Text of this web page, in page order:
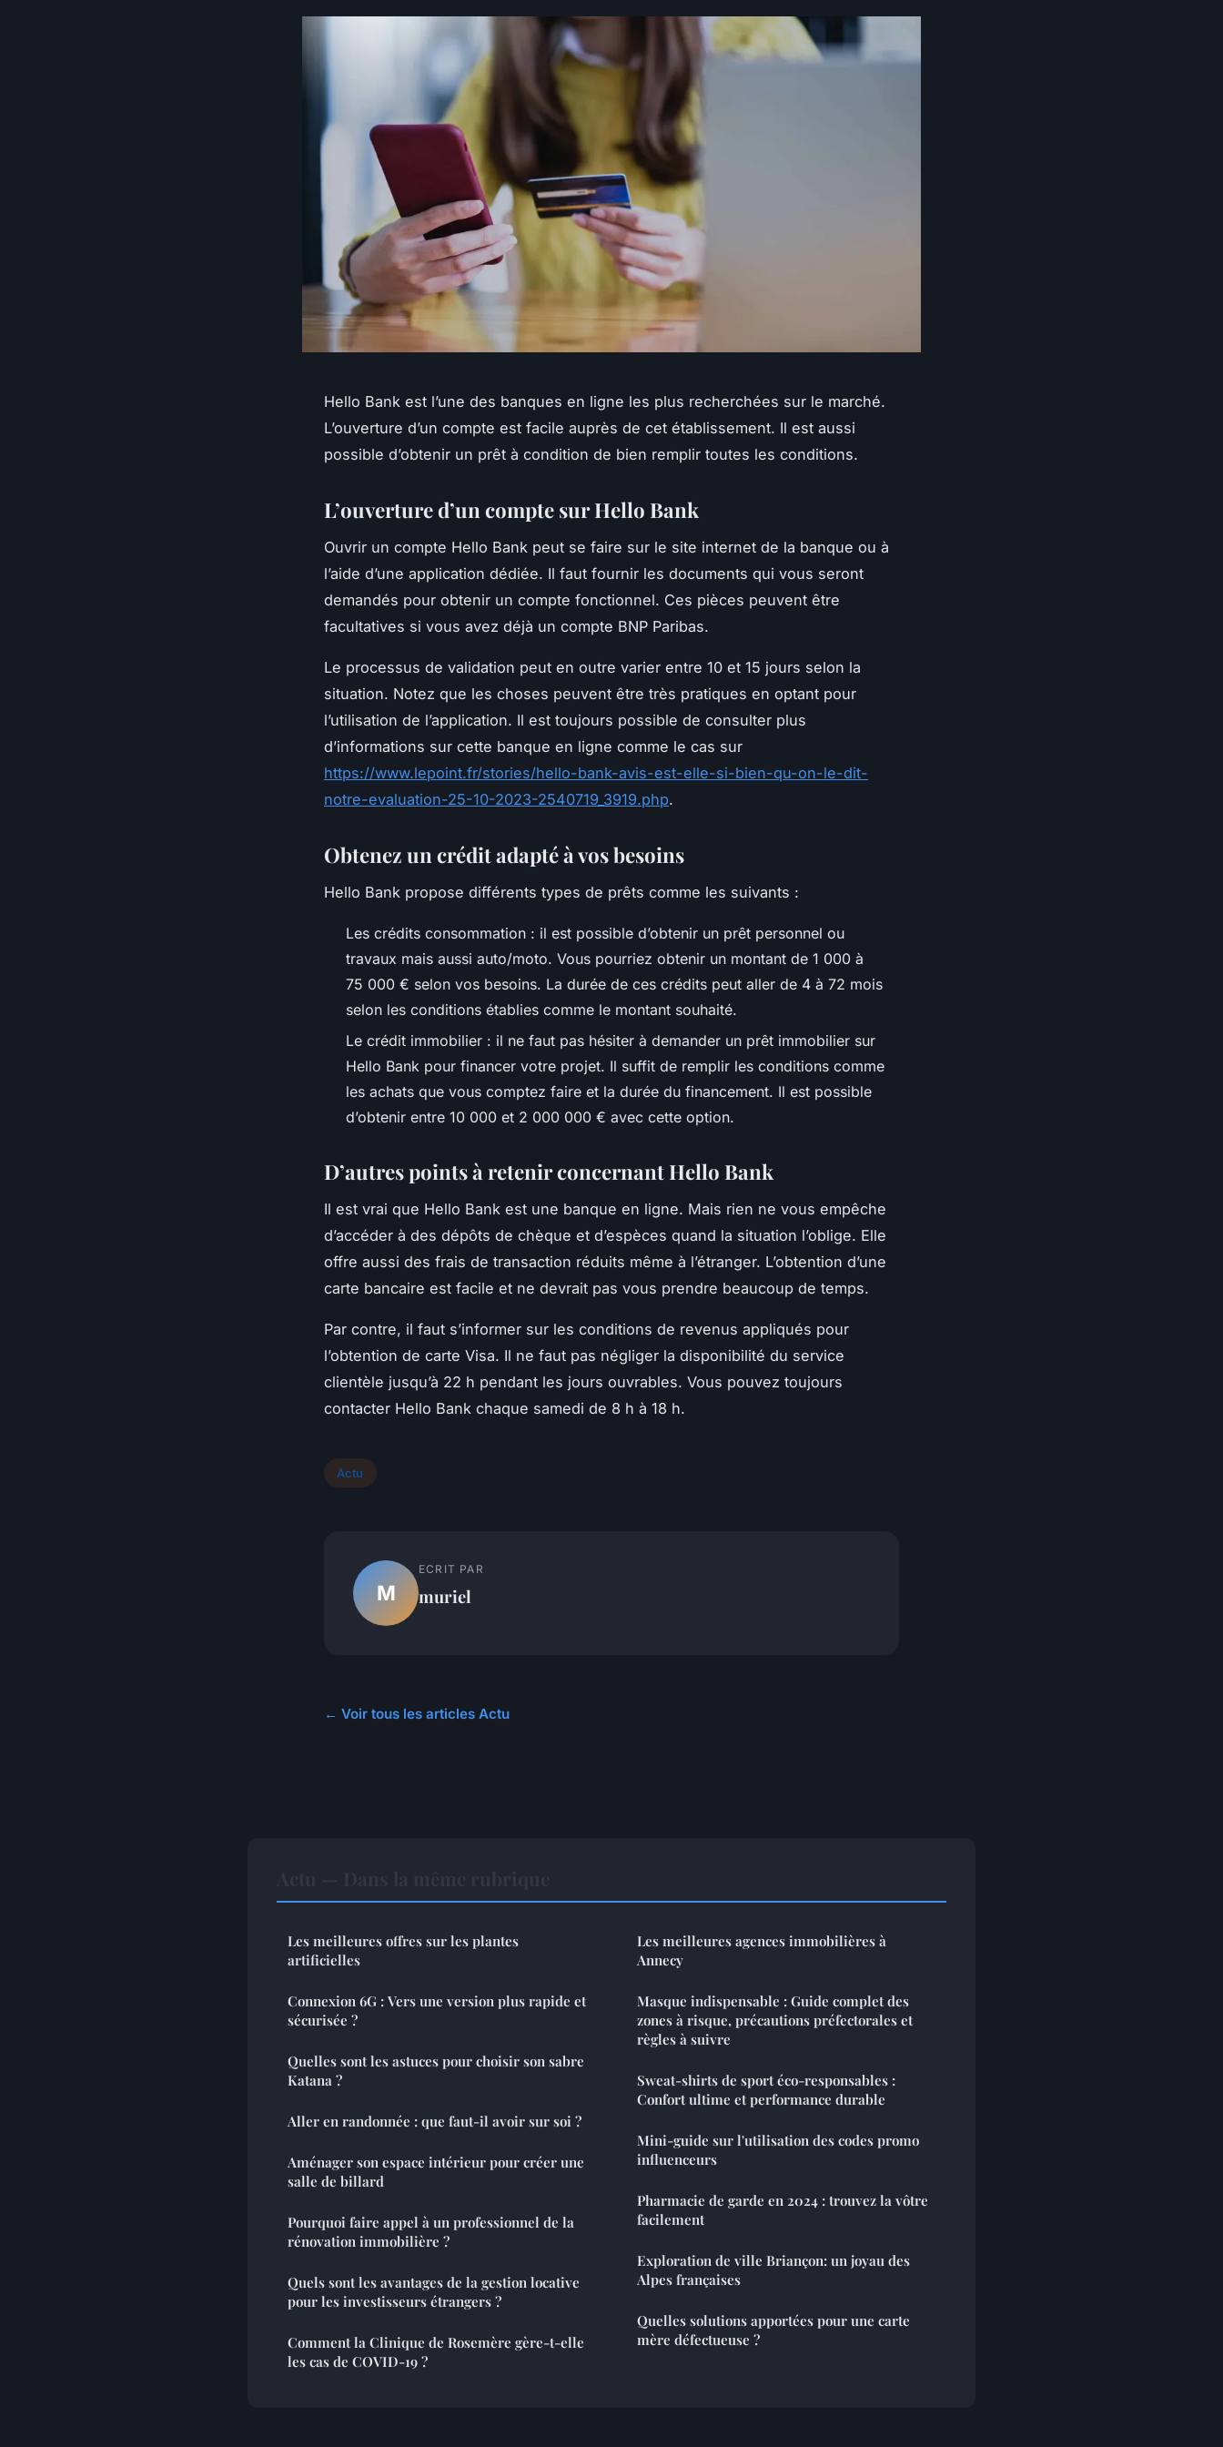
Hello Bank est l’une des banques en ligne les plus recherchées sur le marché.
L’ouverture d’un compte est facile auprès de cet établissement. Il est aussi
possible d’obtenir un prêt à condition de bien remplir toutes les conditions.
L’ouverture d’un compte sur Hello Bank
Ouvrir un compte Hello Bank peut se faire sur le site internet de la banque ou à
l’aide d’une application dédiée. Il faut fournir les documents qui vous seront
demandés pour obtenir un compte fonctionnel. Ces pièces peuvent être
facultatives si vous avez déjà un compte BNP Paribas.
Le processus de validation peut en outre varier entre 10 et 15 jours selon la
situation. Notez que les choses peuvent être très pratiques en optant pour
l’utilisation de l’application. Il est toujours possible de consulter plus
d’informations sur cette banque en ligne comme le cas sur
https://www.lepoint.fr/stories/hello-bank-avis-est-elle-si-bien-qu-on-le-dit-
notre-evaluation-25-10-2023-2540719_3919.php.
Obtenez un crédit adapté à vos besoins
Hello Bank propose différents types de prêts comme les suivants :
Les crédits consommation : il est possible d’obtenir un prêt personnel ou
travaux mais aussi auto/moto. Vous pourriez obtenir un montant de 1 000 à
75 000 € selon vos besoins. La durée de ces crédits peut aller de 4 à 72 mois
selon les conditions établies comme le montant souhaité.
Le crédit immobilier : il ne faut pas hésiter à demander un prêt immobilier sur
Hello Bank pour financer votre projet. Il suffit de remplir les conditions comme
les achats que vous comptez faire et la durée du financement. Il est possible
d’obtenir entre 10 000 et 2 000 000 € avec cette option.
D’autres points à retenir concernant Hello Bank
Il est vrai que Hello Bank est une banque en ligne. Mais rien ne vous empêche
d’accéder à des dépôts de chèque et d’espèces quand la situation l’oblige. Elle
offre aussi des frais de transaction réduits même à l’étranger. L’obtention d’une
carte bancaire est facile et ne devrait pas vous prendre beaucoup de temps.
Par contre, il faut s’informer sur les conditions de revenus appliqués pour
l’obtention de carte Visa. Il ne faut pas négliger la disponibilité du service
clientèle jusqu’à 22 h pendant les jours ouvrables. Vous pouvez toujours
contacter Hello Bank chaque samedi de 8 h à 18 h.
Actu
M
ECRIT PAR
muriel
← Voir tous les articles Actu
Les meilleures offres sur les plantes
artificielles
Connexion 6G : Vers une version plus rapide et
sécurisée ?
Quelles sont les astuces pour choisir son sabre
Katana ?
Aller en randonnée : que faut-il avoir sur soi ?
Aménager son espace intérieur pour créer une
salle de billard
Pourquoi faire appel à un professionnel de la
rénovation immobilière ?
Quels sont les avantages de la gestion locative
pour les investisseurs étrangers ?
Comment la Clinique de Rosemère gère-t-elle
les cas de COVID-19 ?
Les meilleures agences immobilières à
Annecy
Masque indispensable : Guide complet des
zones à risque, précautions préfectorales et
règles à suivre
Sweat-shirts de sport éco-responsables :
Confort ultime et performance durable
Mini-guide sur l'utilisation des codes promo
influenceurs
Pharmacie de garde en 2024 : trouvez la vôtre
facilement
Exploration de ville Briançon: un joyau des
Alpes françaises
Quelles solutions apportées pour une carte
mère défectueuse ?